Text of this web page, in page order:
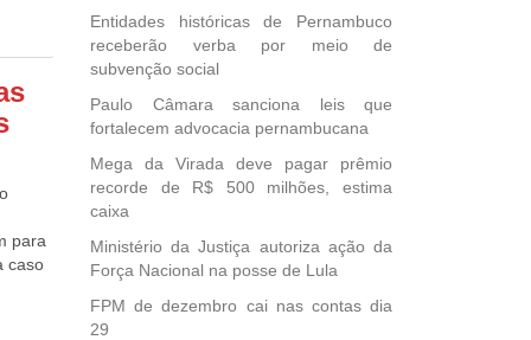
da
e
para
caso
Entidades históricas de Pernambuco
receberão verba por meio de
subvenção social
Paulo Câmara sanciona leis que
fortalecem advocacia pernambucana
Mega da Virada deve pagar prêmio
recorde de R$ 500 milhões, estima
caixa
Ministério da Justiça autoriza ação da
Força Nacional na posse de Lula
FPM de dezembro cai nas contas dia
29